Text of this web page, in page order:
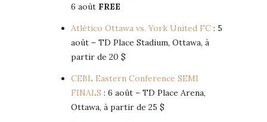
6 août FREE
Atlético Ottawa vs. York United FC : 5
août – TD Place Stadium, Ottawa, à
partir de 20 $
CEBL Eastern Conference SEMI
FINALS : 6 août – TD Place Arena,
Ottawa, à partir de 25 $